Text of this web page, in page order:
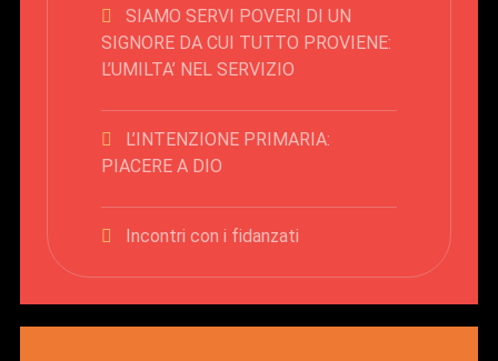
SIAMO SERVI POVERI DI UN
SIGNORE DA CUI TUTTO PROVIENE:
L’UMILTA’ NEL SERVIZIO
L’INTENZIONE PRIMARIA:
PIACERE A DIO
Incontri con i fidanzati